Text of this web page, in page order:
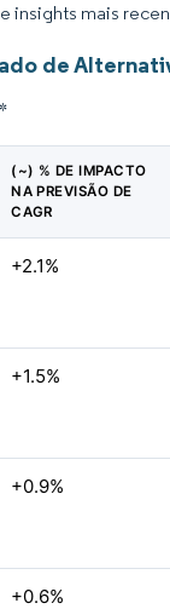
insights mais
de
*
(~) % DE IMPACTO
NA PREVISÃO DE
CAGR
+2.1%
+1.5%
+0.9%
+0.6%